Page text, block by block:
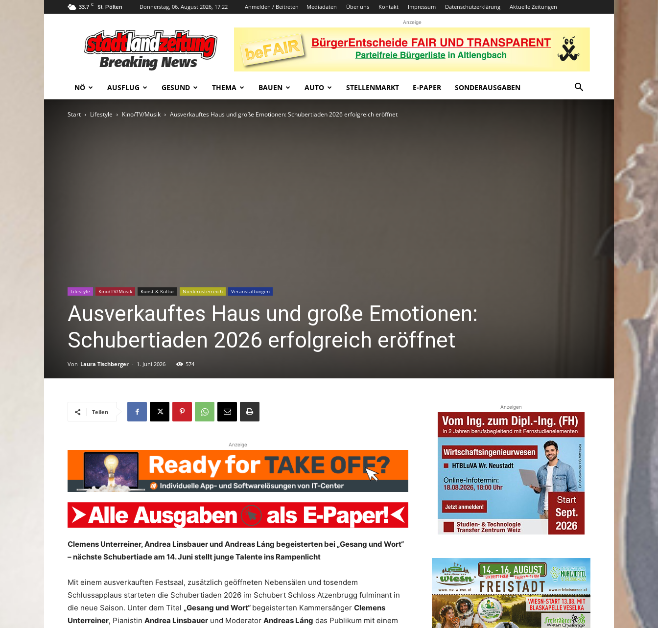
33.7 C St. Pölten Donnerstag, 06. August 2026, 17:22 Anmelden / Beitreten Mediadaten Über uns Kontakt Impressum Datenschutzerklärung Aktuelle Zeitungen
stadtlandzeitung
Anzeige
NÖ AUSFLUG GESUND THEMA BAUEN AUTO STELLENMARKT E-PAPER SONDERAUSGABEN
Start Lifestyle Kino/TV/Musik Ausverkauftes Haus und große Emotionen: Schubertiaden 2026 erfolgreich eröffnet
Lifestyle Kino/TV/Musik Kunst & Kultur Niederösterreich Veranstaltungen
Ausverkauftes Haus und große Emotionen:
Schubertiaden 2026 erfolgreich eröffnet
Von Laura Tischberger - 1. Juni 2026 574
Teilen
Anzeige
Clemens Unterreiner, Andrea Linsbauer und Andreas Láng begeisterten bei „Gesang und Wort“
– nächste Schubertiade am 14. Juni stellt junge Talente ins Rampenlicht
Mit einem ausverkauften Festsaal, zusätzlich geöffneten Nebensälen und tosendem
Schlussapplaus starteten die Schubertiaden 2026 im Schubert Schloss Atzenbrugg fulminant in
die neue Saison. Unter dem Titel „Gesang und Wort“ begeisterten Kammersänger Clemens
Unterreiner, Pianistin Andrea Linsbauer und Moderator Andreas Láng das Publikum mit einem
Anzeigen